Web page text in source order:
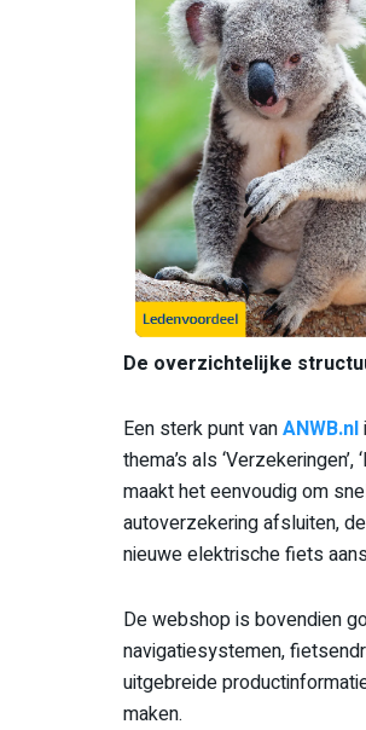
De overzichtelijke
Een sterk punt vanANWB.nl
thema’s als ‘Verzekeringen’,
maakt het eenvoudig om
autoverzekering afsluiten,
nieuwe elektrische fiets
De webshop is bovendien
navigatiesystemen,
uitgebreide
maken.